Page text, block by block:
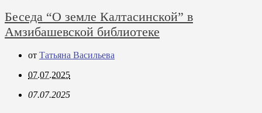
Беседа “О земле Калтасинской” в
Амзибашевской библиотеке
от Татьяна Васильева
07.07.2025
07.07.2025